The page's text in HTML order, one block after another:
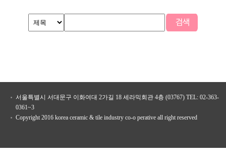
서울특별시 서대문구 이화여대 2가길 18 세라믹회관 4층 (03767) TEL: 02-363-
0361~3
Copyright 2016 korea ceramic & tile industry co-o perative all right reserved